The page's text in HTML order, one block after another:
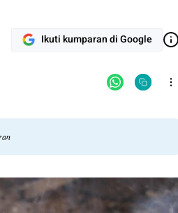
Ikuti kumparan di Google